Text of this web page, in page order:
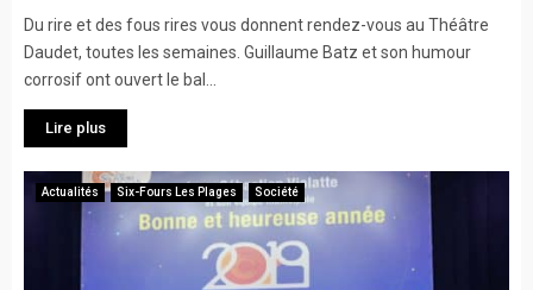
Du rire et des fous rires vous donnent rendez-vous au Théâtre
Daudet, toutes les semaines. Guillaume Batz et son humour
corrosif ont ouvert le bal...
Lire plus
Actualités Six-Fours Les Plages Société